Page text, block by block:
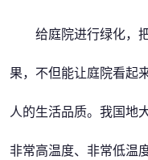
给庭院进行绿化，
果，不但能让庭院看起
人的生活品质。我国地
非常高温度、非常低温